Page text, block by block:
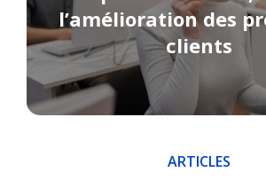
l’amélioration des
clients
ARTICLES